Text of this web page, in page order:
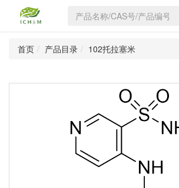
首页 产品目录 102托拉塞米